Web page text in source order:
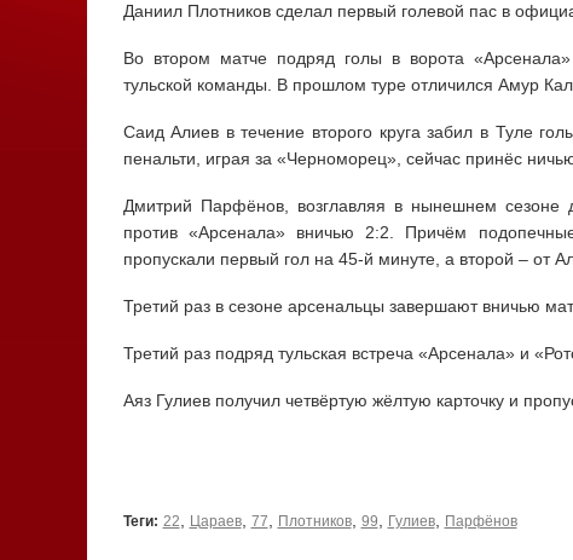
Даниил Плотников сделал первый голевой пас в
Во втором матче подряд голы в ворота
тульской команды. В прошлом туре отличился Амур
Саид Алиев в течение второго круга забил в Туле
пенальти, играя за «Черноморец», сейчас принёс
Дмитрий Парфёнов, возглавляя в нынешнем
против «Арсенала» вничью 2:2. Причём
пропускали первый гол на 45-й минуте, а второй – от
Третий раз в сезоне арсенальцы завершают вничью
Третий раз подряд тульская встреча «Арсенала» и
Аяз Гулиев получил четвёртую жёлтую карточку и
Теги: 22, Цараев, 77, Плотников, 99, Гулиев, Парфёнов